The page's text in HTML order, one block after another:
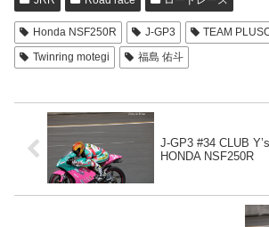
Honda NSF250R J-GP3
TEAM
Twinring motegi
福島 佑斗
J-GP3 #34 CLUB
HONDA NSF250R